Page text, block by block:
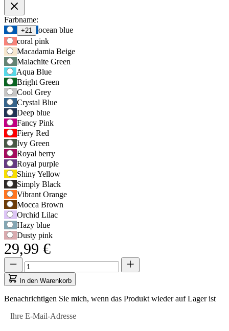
Produktoptionen
Farbname:
Verwenden
Sie
die
Tabulatortaste,
um
zur
ersten
Auswahloption
zu
navigieren,
und
anschließend
die
Pfeiltasten,
um
zwischen
den
Optionen
zu
wechseln.
+21
ocean blue
coral pink
Macadamia Beige
Malachite Green
Aqua Blue
Bright Green
Cool Grey
Crystal Blue
Deep blue
Fancy Pink
Fiery Red
Ivy Green
Royal berry
Royal purple
Shiny Yellow
Simply Black
Vibrant Orange
Mocca Brown
Orchid Lilac
Hazy blue
Dusty pink
29,99 €
Menge
aktualisiert
auf
1
Menge
In den Warenkorb
Benachrichtigen Sie mich, wenn das Produkt wieder auf Lager ist
Ihre E-Mail-Adresse